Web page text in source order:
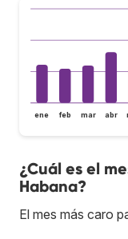
ene feb mar abr
¿Cuál es el
Habana?
El mes más caro